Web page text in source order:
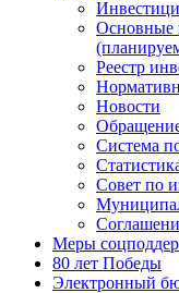
Основные
Реестр
Новости
Система
Совет по
Меры
80 лет Победы
Электронный